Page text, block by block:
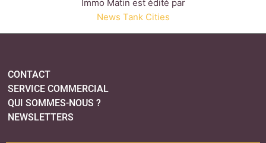
LINKEDINTWITTERFACEBOOK
YOUTUBE
PLAN DU SITE
MENTIONS LÉGALES
POLITIQUE DE CONFIDENTIALITÉ
COOKIES